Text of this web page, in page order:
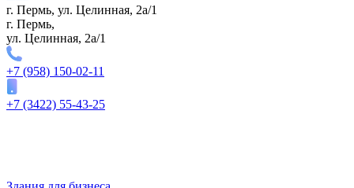
г. Пермь, ул. Целинная, 2а/1
г. Пермь,
ул. Целинная, 2а/1
+7 (958) 150-02-11
+7 (3422) 55-43-25